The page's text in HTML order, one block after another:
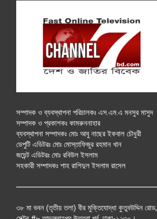
সম্পাদক ও ব্যবস্থাপনা পরিচালকঃ এস.এম.এ মনসুর মাসুদ
সম্পাদক ও প্রকাশকঃ কামরুননাহার
ব্যবস্থাপনা সম্পাদকঃ মোঃ আবু নাছের ইকবাল চৌধুরী
ডেপুটি এডিটরঃ মোঃ মোস্তাফিজুর রহমান খান
জয়েন্ট এডিটরঃ মোঃ রবিউল ইসলাম
সহকারী সম্পাদকঃ শাহ রাশিদুল ইসলাম রাসেল
৩৮ মা ভবন (তৃতীয় তলা) বীর মুক্তিযোদ্ধা কুতুবউদ্দিন রোড,